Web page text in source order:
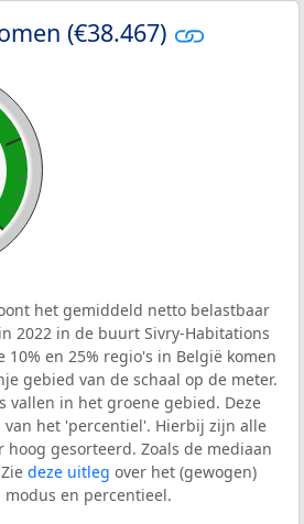
(€38.467)
het gemiddeld netto belastbaar
2022 in de buurt Sivry-Habitations
10% en 25% regio's in België komen
gebied van de schaal op de meter.
vallen in het groene gebied. Deze
het 'percentiel'. Hierbij zijn alle
hoog gesorteerd. Zoals de mediaan
deze uitleg over het (gewogen)
en percentieel.